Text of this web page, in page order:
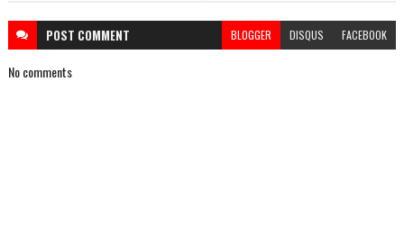
POST COMMENT BLOGGER DISQUS FACEBOOK
No comments